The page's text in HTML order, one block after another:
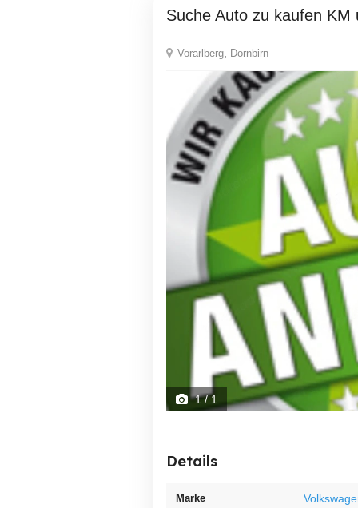
Suche Auto zu kaufen
Vorarlberg, Dornbirn
1/ 1
Details
Marke